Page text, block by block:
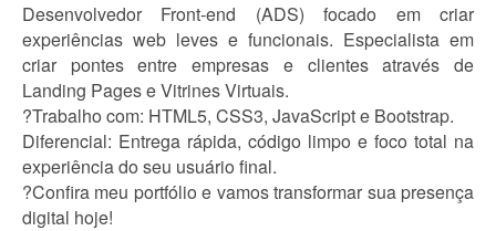
Desenvolvedor Front-end (ADS) focado em criar
experiências web leves e funcionais. Especialista em
criar pontes entre empresas e clientes através de
Landing Pages e Vitrines Virtuais.
?Trabalho com: HTML5, CSS3, JavaScript e Bootstrap.
Diferencial: Entrega rápida, código limpo e foco total na
experiência do seu usuário final.
?Confira meu portfólio e vamos transformar sua presença
digital hoje!